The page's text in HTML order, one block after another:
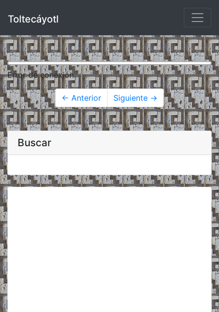
Toltecáyotl
Error de conexión.
← Anterior Siguiente →
Buscar